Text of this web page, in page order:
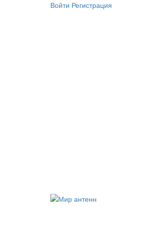
Войти Регистрация